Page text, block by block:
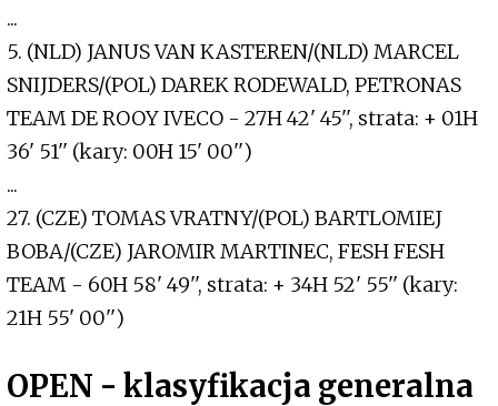
...
5. (NLD) JANUS VAN KASTEREN/(NLD) MARCEL
SNIJDERS/(POL) DAREK RODEWALD, PETRONAS
TEAM DE ROOY IVECO - 27H 42' 45'', strata: + 01H
36' 51'' (kary: 00H 15' 00'')
...
27. (CZE) TOMAS VRATNY/(POL) BARTLOMIEJ
BOBA/(CZE) JAROMIR MARTINEC, FESH FESH
TEAM - 60H 58' 49'', strata: + 34H 52' 55'' (kary:
21H 55' 00'')
OPEN - klasyfikacja generalna